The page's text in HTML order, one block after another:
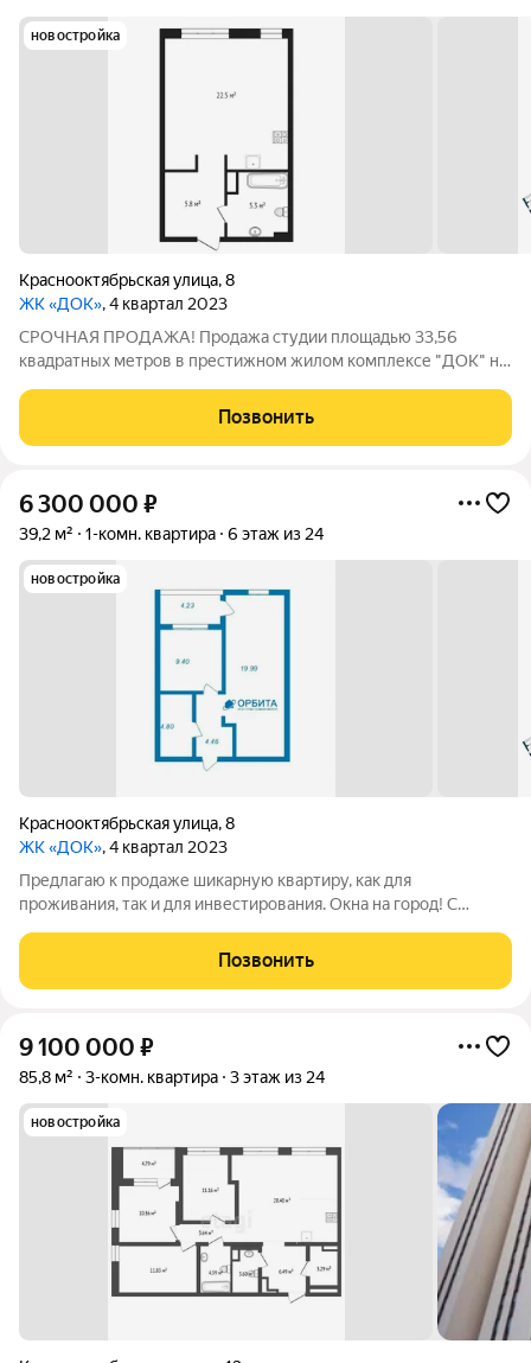
новостройка
Краснооктябрьская улица,8
ЖК «ДОК», 4 квартал 2023
СРОЧНАЯ ПРОДАЖА! Продажа студии площадью 33,56
квадратных метров в престижном жилом комплексе "ДОК" на
живописными пейзажами и уникальной атмосферой. На
первом этаже ЖК рецепшн с консьержем,
Позвонить
6 300 000 ₽
39,2 м² 1-комн. квартира 6 этаж из 24
новостройка
Краснооктябрьская улица,8
ЖК «ДОК», 4 квартал 2023
Предлагаю к продаже шикарную квартиру, как для
проживания, так и для инвестирования. Окна на город! С
новые двери! В сан.узле: ванна, большое зеркало, тумба с
раковиной, полотенцесушитель,
Позвонить
9 100 000 ₽
85,8 м² 3-комн. квартира 3 этаж из 24
новостройка